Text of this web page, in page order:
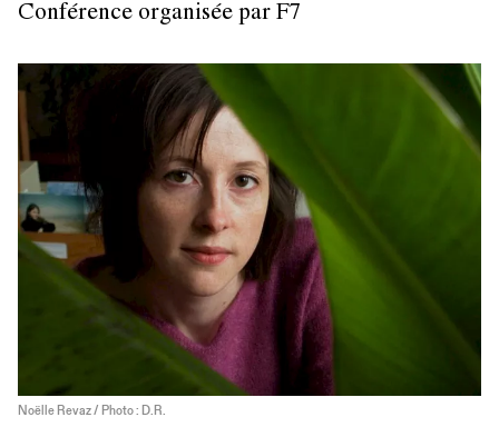
Conférence organisée par F7
Noëlle Revaz / Photo : D.R.